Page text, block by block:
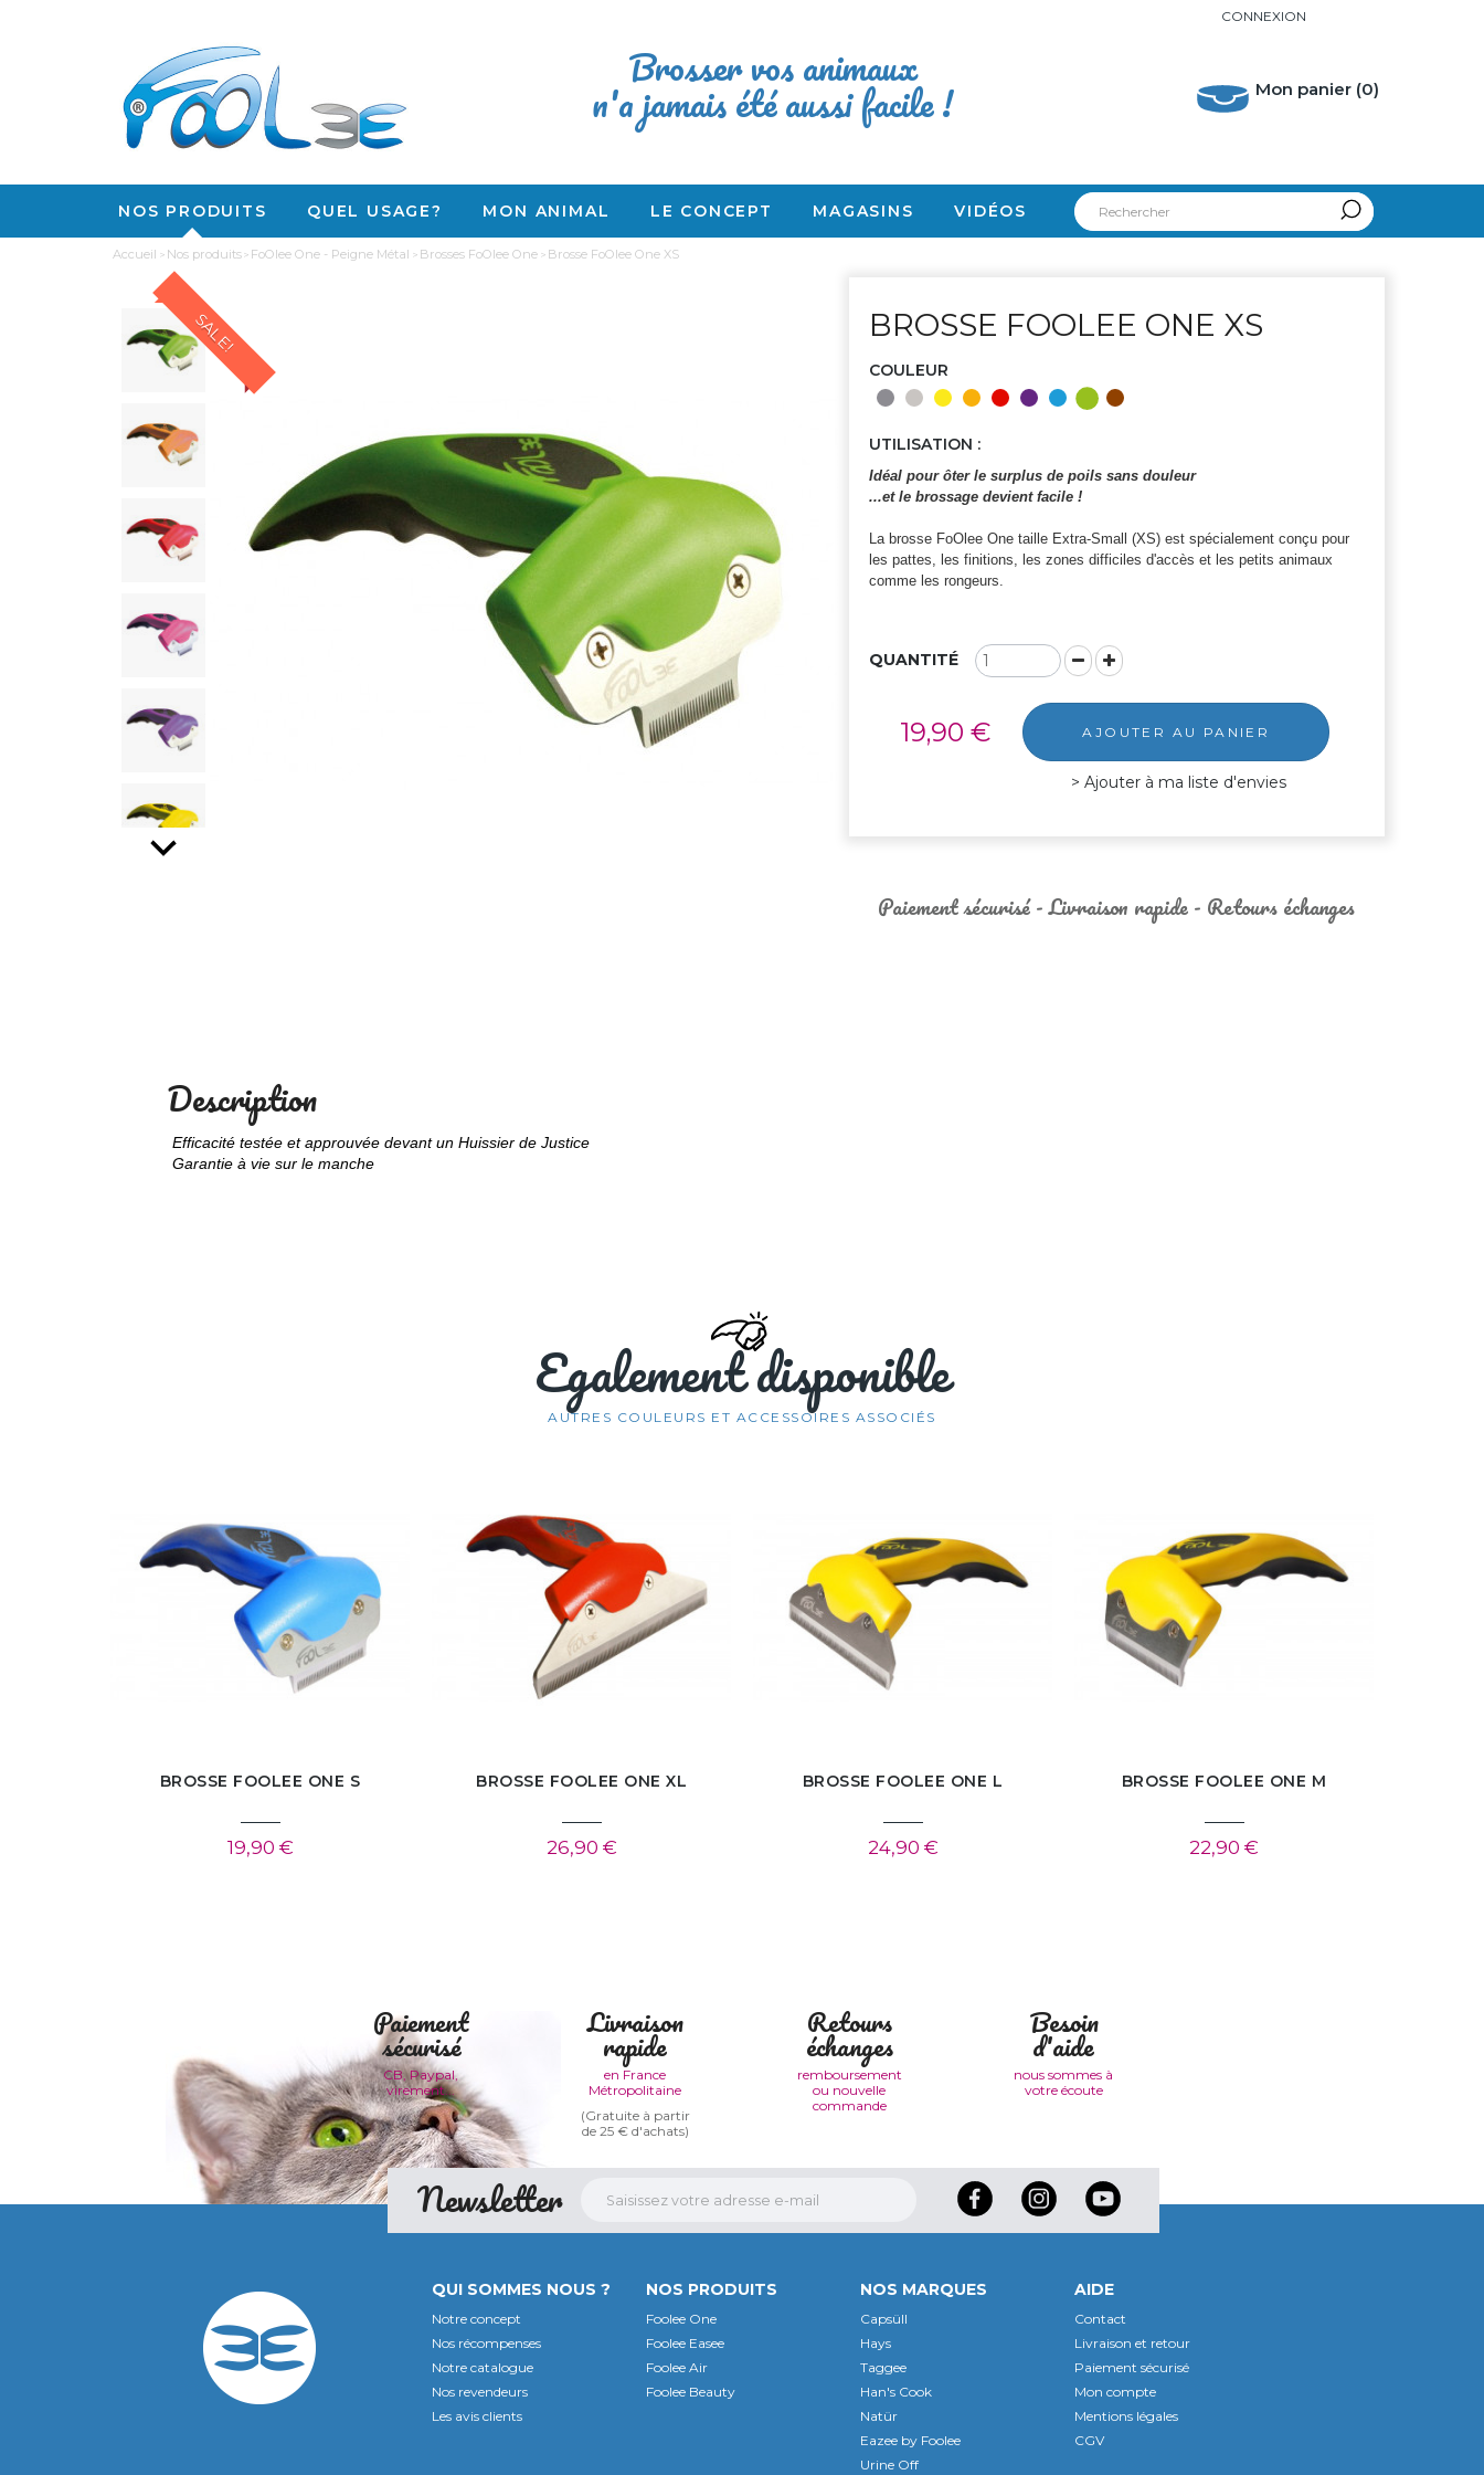
CONNEXION
Brosser vos animaux
n'a jamais été aussi facile ! Mon panier (0)
NOS PRODUITS QUEL USAGE? MON ANIMAL LE CONCEPT MAGASINS VIDÉOS
Accueil Nos produits FoOlee One - Peigne Métal Brosses FoOlee One Brosse FoOlee One XS
SALE! BROSSE FOOLEE ONE XS
COULEUR
UTILISATION :
Idéal pour ôter le surplus de poils sans douleur
...et le brossage devient facile !
La brosse FoOlee One taille Extra-Small (XS) est spécialement conçupour
les pattes, les finitions, les zones difficiles d'accès et les petits animaux
comme les rongeurs.
QUANTITÉ
19,90 € AJOUTER AU PANIER
Ajouter à ma liste d'envies
Paiement sécurisé - Livraison rapide - Retours échanges
Description
Efficacité testée et approuvée devant un Huissier de Justice
Garantie à vie sur le manche
Egalement disponible
AUTRES COULEURS ET ACCESSOIRES ASSOCIÉS
BROSSE FOOLEE ONE S
19,90 €
BROSSE FOOLEE ONE XL
26,90 €
BROSSE FOOLEE ONE L
24,90 €
BROSSE FOOLEE ONE M
22,90 €
Paiement
sécurisé
CB, Paypal,
virement...
Livraison
rapide
en France
Métropolitaine
(Gratuite à partir
de 25 € d'achats)
Retours
échanges
remboursement
ou nouvelle
commande
Besoin
d'aide
nous sommes à
votre écoute
Newsletter
QUI SOMMES NOUS ?
Notre concept
Nos récompenses
Notre catalogue
Nos revendeurs
Les avis clients
NOS PRODUITS
Foolee One
Foolee Easee
Foolee Air
Foolee Beauty
NOS MARQUES
Capsüll
Hays
Taggee
Han's Cook
Natür
Eazee by Foolee
Urine Off
AIDE
Contact
Livraison et retour
Paiement sécurisé
Mon compte
Mentions légales
CGV